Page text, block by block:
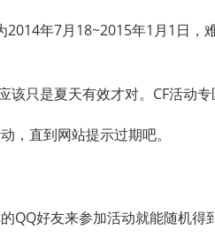
2014年7月18~2015年1月1日，
该只是夏天有效才对。CF活动专
，直到网站提示过期吧。
QQ好友来参加活动就能随机得